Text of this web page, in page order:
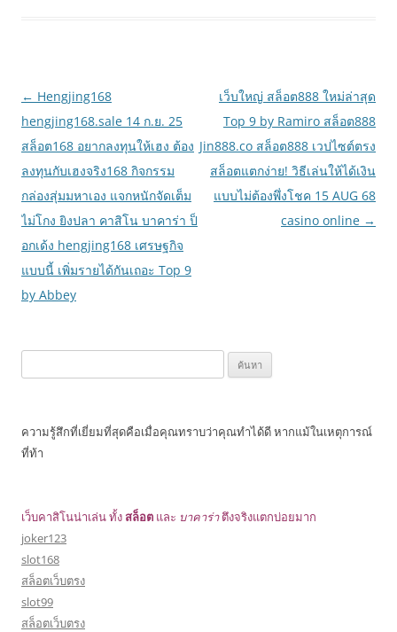
เมนู
นำทาง
เรื่อง
← Hengjing168
hengjing168.sale 14 ก.ย. 25
สล็อต168 อยากลงทุนให้เฮง ต้อง
ลงทุนกับเฮงจริง168 กิจกรรม
กล่องสุ่มมหาเอง แจกหนักจัดเต็ม
ไม่โกง ยิงปลา คาสิโน บาคาร่า ป็
อกเด้ง hengjing168 เศรษฐกิจ
แบบนี้ เพิ่มรายได้กันเถอะ Top 9
by Abbey
เว็บใหญ่ สล็อต888 ใหม่ล่าสุด
Top 9 by Ramiro สล็อต888
Jin888.co สล็อต888 เวปไซต์ตรง
สล็อตแตกง่าย! วิธีเล่นให้ได้เงิน
แบบไม่ต้องพึ่งโชค 15 AUG 68
casino online →
สำหรับ:
ความรู้สึกที่เยี่ยมที่สุดคือเมื่อคุณทราบว่าคุณทำได้ดี หากแม้ในเหตุการณ์
ที่ท้า
เว็บคาสิโนน่าเล่น ทั้งสล็อต และ บาคาร่าตึงจริงแตกบ่อยมาก
joker123
slot168
สล็อตเว็บตรง
slot99
สล็อตเว็บตรง